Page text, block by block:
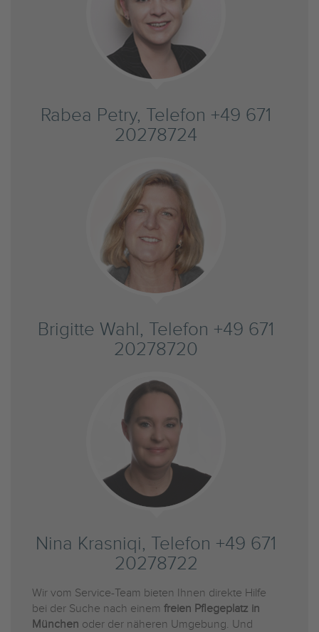
Rabea Petry, Telefon +49 671
20278724
Brigitte Wahl, Telefon +49 671
20278720
Nina Krasniqi, Telefon +49 671
20278722
Wir vom Service-Team bieten Ihnen direkte Hilfe
bei der Suche nach einem freien Pflegeplatz in
München oder der näheren Umgebung. Und